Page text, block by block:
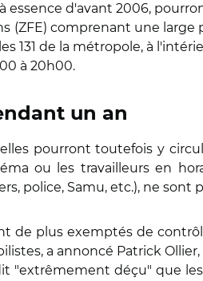
essence d'avant 2006,
(ZFE) comprenant une large
131 de la métropole, à
à 20h00.
un an
pourront toutefois y
ou les travailleurs en
police, Samu, etc.), ne
de plus exemptés de
a annoncé Patrick
"extrêmement déçu" que